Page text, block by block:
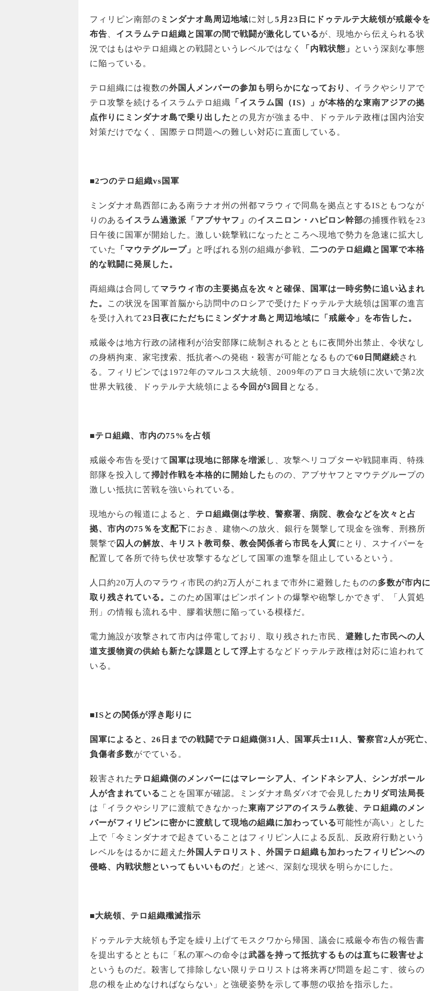
フィリピン南部の ミンダナオ島周辺地域に対し5月23日にドゥテルテ大統領が戒厳令を
布告、 イスラムテロ組織と国軍の間で戦闘が激化しているが、現地から伝えられる状
況ではもはやテロ組織との戦闘というレベルではなく
「内戦状態」
という深刻な事態
に陥っている。
テロ組織には複数の外国人メンバーの参加も明らかになっており、 イラクやシリアで
テロ攻撃を続けるイスラムテロ組織 「イスラム国（IS）」が本格的な東南アジアの拠
点作りにミンダナオ島で乗り出した との見方が強まる中、ドゥテルテ政権は国内治安
対策だけでなく、国際テロ問題への難しい対応に直面している。
■2つのテロ組織vs国軍
ミンダナオ島西部にある南ラナオ州の州都マラウィで同島を拠点とするISともつなが
りのある イスラム過激派「アブサヤフ」 のイスニロン・ハピロン幹部の捕獲作戦を23
日午後に国軍が開始した。激しい銃撃戦になったところへ現地で勢力を急速に拡大し
ていた
「マウテグループ」 と呼ばれる別の組織が参戦、 二つのテロ組織と国軍で本格
的な戦闘に発展した。
両組織は合同して マラウィ市の主要拠点を次々と確保、国軍は一時劣勢に追い込まれ
た。
この状況を国軍首脳から訪問中のロシアで受けたドゥテルテ大統領は国軍の進言
を受け入れて23日夜にただちにミンダナオ島と周辺地域に「戒厳令」を布告した。
戒厳令は地方行政の諸権利が治安部隊に統制されるとともに夜間外出禁止、令状なし
の身柄拘束、家宅捜索、抵抗者への発砲・殺害が可能となるもので60日間継続され
る。フィリピンでは1972年のマルコス大統領、2009年のアロヨ大統領に次いで第2次
世界大戦後、ドゥテルテ大統領による今回が3回目 となる。
■テロ組織、市内の75%を占領
戒厳令布告を受けて 国軍は現地に部隊を増派 し、攻撃ヘリコプターや戦闘車両、特殊
部隊を投入して掃討作戦を本格的に開始した ものの、アブサヤフとマウテグループの
激しい抵抗に苦戦を強いられている。
現地からの報道によると、 テロ組織側は学校、警察署、病院、教会などを次々と占
拠、市内の75％を支配下におき、建物への放火、銀行を襲撃して現金を強奪、刑務所
襲撃で 囚人の解放、キリスト教司祭、教会関係者ら市民を人質にとり、スナイパーを
配置して各所で待ち伏せ攻撃するなどして国軍の進撃を阻止しているという。
人口約20万人のマラウィ市民の約2万人がこれまで市外に避難したものの多数が市内に
取り残されている。
このため国軍はピンポイントの爆撃や砲撃しかできず、「人質処
刑」の情報も流れる中、膠着状態に陥っている模様だ。
電力施設が攻撃されて市内は停電しており、取り残された市民、 避難した市民への人
道支援物資の供給も新たな課題として浮上するなどドゥテルテ政権は対応に追われて
いる。
■IS との関係が浮き彫りに
国軍によると、26日までの戦闘でテロ組織側31人、国軍兵士11人、警察官2人が死亡、
負傷者多数がでている。
殺害された テロ組織側のメンバーにはマレーシア人、インドネシア人、シンガポール
人が含まれている ことを国軍が確認。ミンダナオ島ダバオで会見した カリダ司法局長
は「イラクやシリアに渡航できなかった東南アジアのイスラム教徒、テロ組織のメン
バーがフィリピンに密かに渡航して現地の組織に加わっている可能性が高い」とした
上で「今ミンダナオで起きていることはフィリピン人による反乱、反政府行動という
レベルをはるかに超えた外国人テロリスト、外国テロ組織も加わったフィリピンへの
侵略、内戦状態といってもいいものだ 」と述べ、深刻な現状を明らかにした。
■大統領、テロ組織殲滅指示
ドゥテルテ大統領も予定を繰り上げてモスクワから帰国、議会に戒厳令布告の報告書
を提出するとともに「私の軍への命令は武器を持って抵抗するものは直ちに殺害せよ
というものだ。殺害して排除しない限りテロリストは将来再び問題を起こす、彼らの
息の根を止めなければならない」と強硬姿勢を示して事態の収拾を指示した。